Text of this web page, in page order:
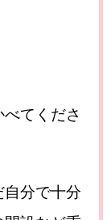
てくださ
分で十分